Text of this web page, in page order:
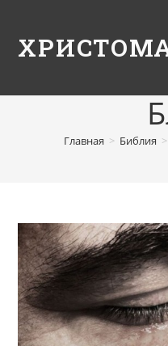
Главная > Библия >